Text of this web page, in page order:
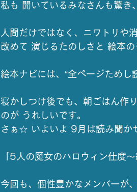
私も 聞いているみなさんも驚き
人間だけではなく、ニワトリや
改めて 演じるたのしさと 絵本
絵本ナビには、“全ページためし
寝かしつけ後でも、朝ごはん作
のが うれしいです。
さぁ☆ いよいよ 9月は読み聞か
「5人の魔女のハロウィン仕度
今回も、個性豊かなメンバーが